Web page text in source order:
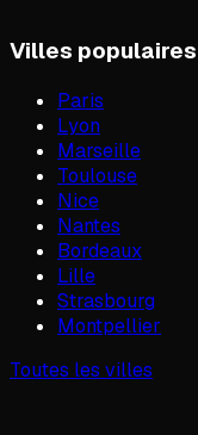
Villes populaires
Paris
Lyon
Marseille
Toulouse
Nice
Nantes
Bordeaux
Lille
Strasbourg
Montpellier
Toutes les villes